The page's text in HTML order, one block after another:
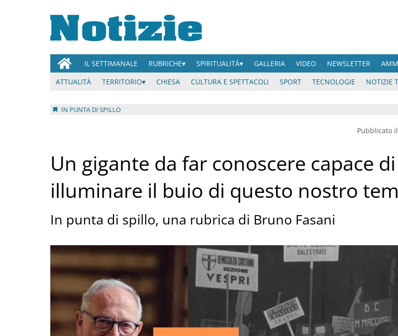
IL SETTIMANALE RUBRICHE SPIRITUALITÀ GALLERIA VIDEO NEWSLETTER
ATTUALITÀ
TERRITORIO CHIESA CULTURA E SPETTACOLI SPORT TECNOLOGIE NOTIZIE
IN PUNTA DI SPILLO
Pubblicato
Un gigante da far conoscere capace di
illuminare il buio di questo nostro
In punta di spillo, una rubrica di Bruno Fasani